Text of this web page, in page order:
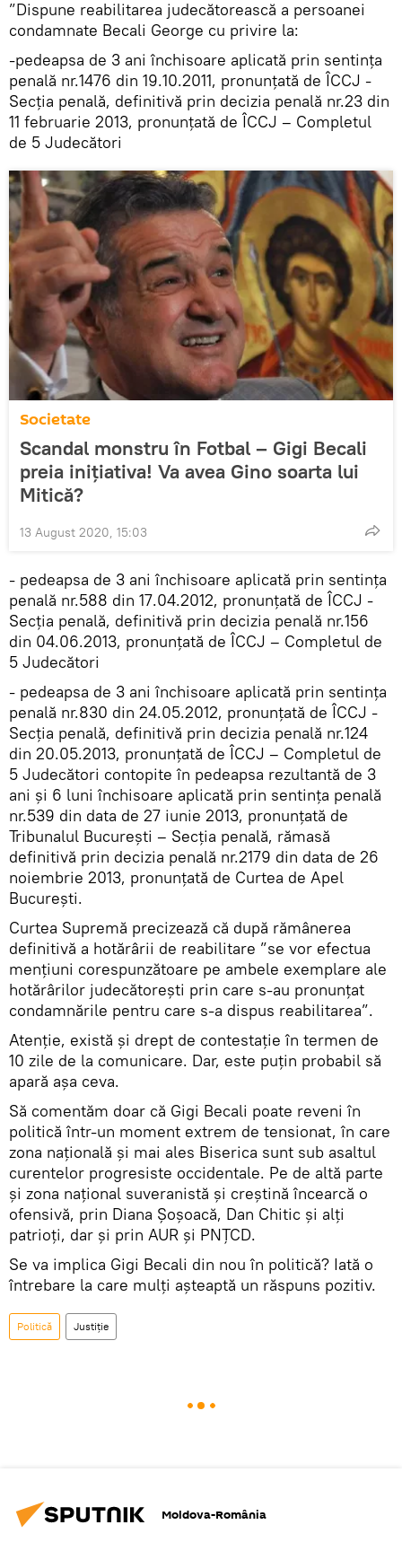
”Dispune reabilitarea judecătorească a persoanei
condamnate Becali George cu privire la:
-pedeapsa de 3 ani închisoare aplicată prin sentința
penală nr.1476 din 19.10.2011, pronunțată de ÎCCJ -
Secția penală, definitivă prin decizia penală nr.23 din
11 februarie 2013, pronunțată de ÎCCJ – Completul
de 5 Judecători
Societate
Scandal monstru în Fotbal – Gigi Becali
preia inițiativa! Va avea Gino soarta lui
Mitică?
13 August 2020, 15:03
- pedeapsa de 3 ani închisoare aplicată prin sentința
penală nr.588 din 17.04.2012, pronunțată de ÎCCJ -
Secția penală, definitivă prin decizia penală nr.156
din 04.06.2013, pronunțată de ÎCCJ – Completul de
5 Judecători
- pedeapsa de 3 ani închisoare aplicată prin sentința
penală nr.830 din 24.05.2012, pronunțată de ÎCCJ -
Secția penală, definitivă prin decizia penală nr.124
din 20.05.2013, pronunțată de ÎCCJ – Completul de
5 Judecători contopite în pedeapsa rezultantă de 3
ani și 6 luni închisoare aplicată prin sentința penală
nr.539 din data de 27 iunie 2013, pronunțată de
Tribunalul Bucureşti – Secţia penală, rămasă
definitivă prin decizia penală nr.2179 din data de 26
noiembrie 2013, pronunţată de Curtea de Apel
Bucureşti.
Curtea Supremă precizează că după rămânerea
definitivă a hotărârii de reabilitare ”se vor efectua
mențiuni corespunzătoare pe ambele exemplare ale
hotărârilor judecătorești prin care s-au pronunțat
condamnările pentru care s-a dispus reabilitarea”.
Atenție, există și drept de contestaţie în termen de
10 zile de la comunicare. Dar, este puțin probabil să
apară așa ceva.
Să comentăm doar că Gigi Becali poate reveni în
politică într-un moment extrem de tensionat, în care
zona națională și mai ales Biserica sunt sub asaltul
curentelor progresiste occidentale. Pe de altă parte
și zona național suveranistă și creștină încearcă o
ofensivă, prin Diana Șoșoacă, Dan Chitic și alți
patrioți, dar și prin AUR și PNȚCD.
Se va implica Gigi Becali din nou în politică? Iată o
întrebare la care mulți așteaptă un răspuns pozitiv.
Politică Justiție
Moldova-România